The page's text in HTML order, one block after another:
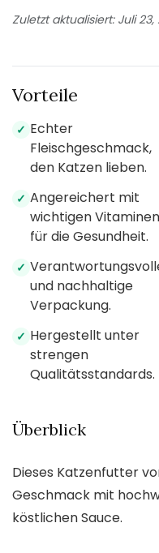
Zuletzt aktualisiert: Juli
Vorteile
✓ Echter
Fleischgeschmack,
den Katzen lieben.
✓ Angereichert mit
wichtigen Vitaminen
für die Gesundheit.
✓
und nachhaltige
Verpackung.
✓ Hergestellt unter
strengen
Qualitätsstandards.
Überblick
Dieses Katzenfutter
Geschmack mit
köstlichen Sauce.